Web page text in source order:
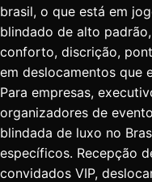
brasil, o que está em
blindado de alto
conforto, discrição,
em deslocamentos que
Para empresas,
organizadores de
blindada de luxo no
específicos. Recepção
convidados VIP,